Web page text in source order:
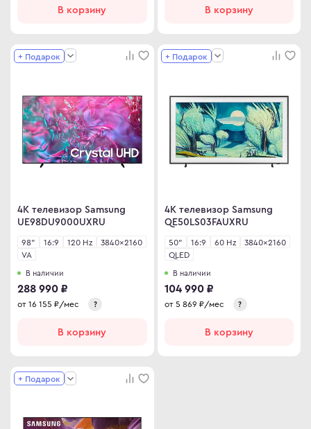
В корзину В корзину
+ Подарок
4K телевизор Samsung
UE98DU9000UXRU
98" 16:9 120 Hz
3840×2160
VA
В наличии
288 990 ₽
от 16 155 ₽/мес ?
В корзину
+ Подарок
4K телевизор Samsung
QE50LS03FAUXRU
50" 16:9 60 Hz
3840×2160
QLED
В наличии
104 990 ₽
от 5 869 ₽/мес ?
В корзину
+ Подарок